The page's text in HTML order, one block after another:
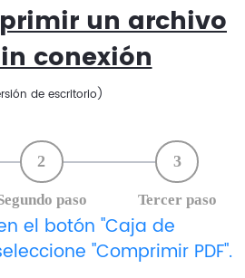
un archivo
conexión
de escritorio)
2
paso
3
Tercer paso
el botón "Caja de
"Comprimir PDF".